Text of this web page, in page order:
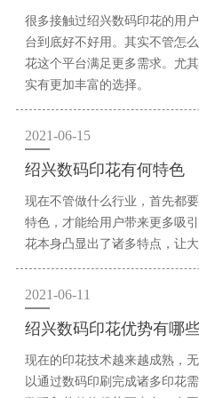
很多接触过绍兴数码印花的用
台到底好不好用。其实不管怎
花这个平台满足更多需求。尤
实有更加丰富的选择。
2021-06-15
绍兴数码印花有何特色
现在不管做什么行业，首先都
特色，才能给用户带来更多吸
花本身凸显出了诸多特点，让
2021-06-11
绍兴数码印花优势有哪
现在的印花技术越来越成熟，
以通过数码印刷完成诸多印花